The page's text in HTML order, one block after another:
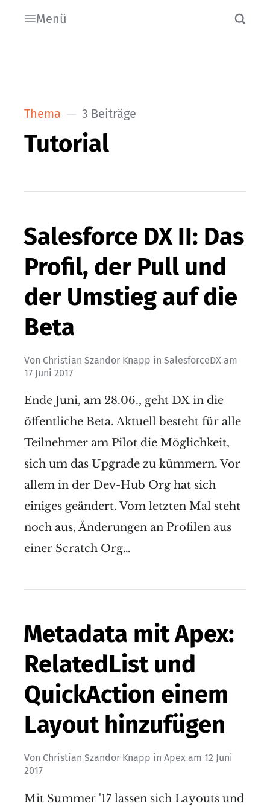
Menü
Thema 3 Beiträge
Tutorial
Salesforce DX II: Das
Profil, der Pull und
der Umstieg auf die
Beta
Von Christian Szandor Knapp in SalesforceDX am
17 Juni 2017
Ende Juni, am 28.06., geht DX in die
öffentliche Beta. Aktuell besteht für alle
Teilnehmer am Pilot die Möglichkeit,
sich um das Upgrade zu kümmern. Vor
allem in der Dev-Hub Org hat sich
einiges geändert. Vom letzten Mal steht
noch aus, Änderungen an Profilen aus
einer Scratch Org…
Metadata mit Apex:
RelatedList und
QuickAction einem
Layout hinzufügen
Von Christian Szandor Knapp in Apex am 12 Juni
2017
Mit Summer '17 lassen sich Layouts und